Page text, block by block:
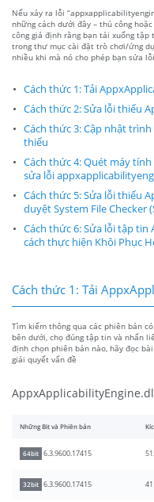
Nếu xảy ra lỗi
những cách dưới đây – thủ công
công giả định rằng bạn tải xuống
trong thư mục cài đặt trò chơi/ứng
nhiều khi mà nó cho phép bạn sửa
Cách thức 1: Tải
Cách thức 2: Sửa lỗi thiếu
Cách thức 3: Cập nhật
thiếu
Cách thức 4: Quét máy
sửa lỗi
Cách thức 5: Sửa lỗi thiếu
duyệt System File Checker
Cách thức 6: Sửa lỗi tập
cách thực hiện Khôi Phục
Cách thức 1: Tải
Tìm kiếm thông qua các phiên bản
bên dưới, chọ đúng tập tin và nhấn
định chọn phiên bản nào, hãy đọc
giải quyết vấn đề
Những Bit và Phiên bản
64bit 6.3.9600.17415
32bit 6.3.9600.17415